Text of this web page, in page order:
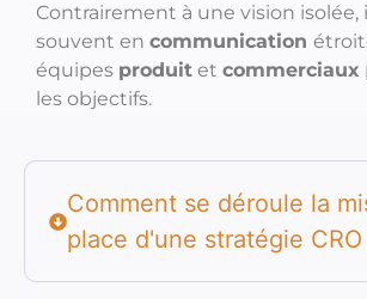
Contrairement à une vision isolée,
souvent en communication
équipes produit et commerciaux
les objectifs.
Comment se déroule la
place d'une stratégie